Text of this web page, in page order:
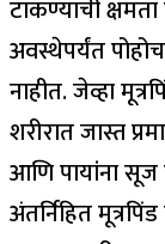
टाकण्याची
अवस्थेपर्यंत
नाहीत.जेव्हा
शरीरात जास्त
आणि पायांना
अंतर्निहित